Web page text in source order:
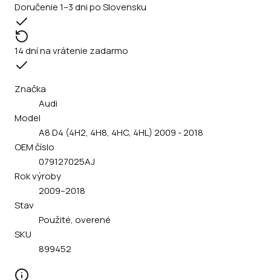
Doručenie 1–3 dni po Slovensku
14 dní na vrátenie zadarmo
Značka
Audi
Model
A8 D4 (4H2, 4H8, 4HC, 4HL) 2009 - 2018
OEM číslo
079127025AJ
Rok výroby
2009–2018
Stav
Použité, overené
SKU
899452